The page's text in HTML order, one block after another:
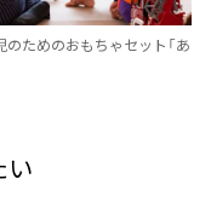
ためのおもちゃセット「あ
い